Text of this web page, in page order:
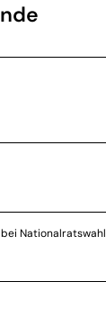
Nationalratswahl